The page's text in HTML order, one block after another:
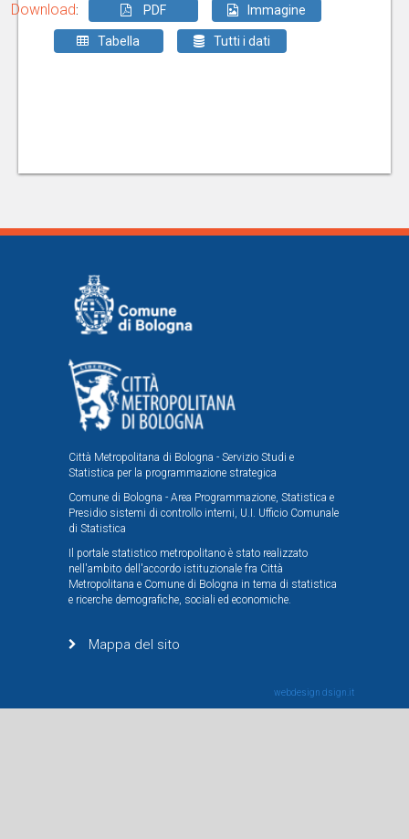
Download: PDF Immagine
Tabella Tutti i dati
Città Metropolitana di Bologna - Servizio Studi e
Statistica per la programmazione strategica
Comune di Bologna - Area Programmazione, Statistica e
Presidio sistemi di controllo interni, U.I. Ufficio Comunale
di Statistica
Il portale statistico metropolitano è stato realizzato
nell'ambito dell'accordo istituzionale fra Città
Metropolitana e Comune di Bologna in tema di statistica
e ricerche demografiche, sociali ed economiche.
Mappa del sito
webdesign dsign.it